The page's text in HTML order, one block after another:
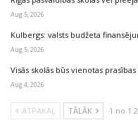
Aug 5, 2026
Kulbergs: valsts budžeta
Aug 5, 2026
Visās skolās būs vienotas
Aug 4, 2026
ATPAKAĻ TĀLĀK 1 no 1